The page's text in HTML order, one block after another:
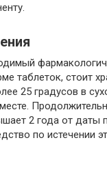
таблеток, стоит
25 градусов в
2 года от даты
по истечении